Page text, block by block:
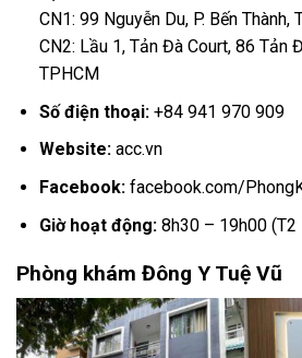
CN1: 99 Nguyễn Du, P. Bến Thành,
CN2: Lầu 1, Tản Đà Court, 86 Tản
TPHCM
Số điện thoại: +84 941 970 909
Website: acc.vn
Facebook: facebook.com/
Giờ hoạt động: 8h30 – 19h00 (T2
Phòng khám Đông Y Tuệ Vũ